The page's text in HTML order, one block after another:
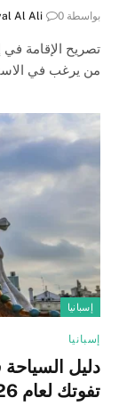
بواسطة Al Ali 0
تصريح الإقامة
من يرغب في
إسبانيا
إسبانيا
دليل
تفوتك لعام 2026